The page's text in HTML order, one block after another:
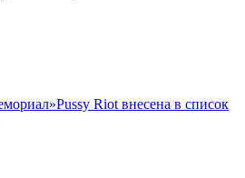
Pussy Riot внесена в список